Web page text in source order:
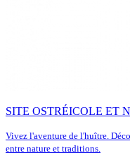
SITE OSTRÉICOLE ET
Vivez l'aventure de l'huître.
entre nature et traditions.